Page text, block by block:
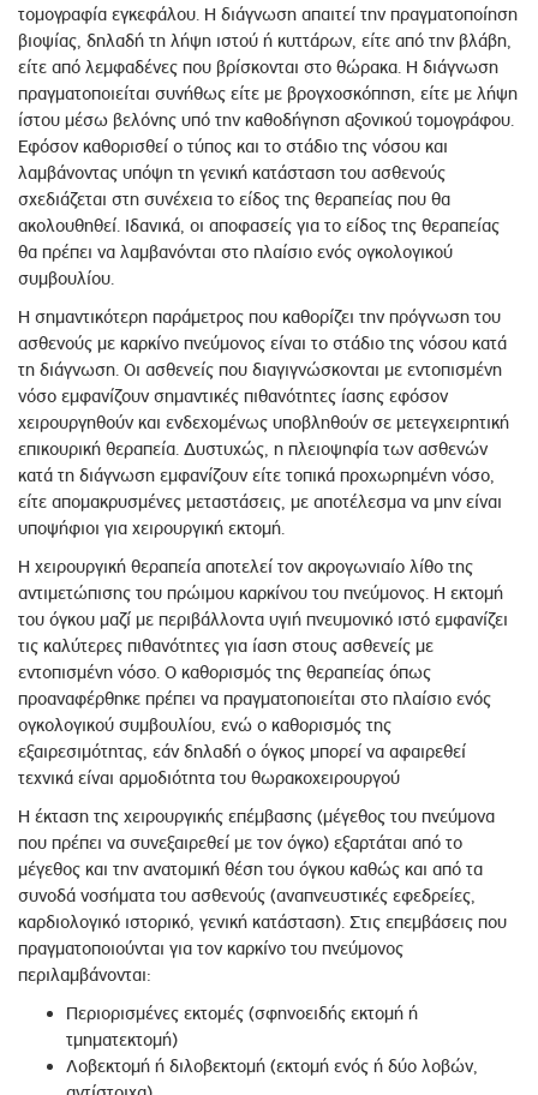
τομογραφία εγκεφάλου. Η διάγνωση απαιτεί την πραγματοποίηση
βιοψίας, δηλαδή τη λήψη ιστού ή κυττάρων, είτε από την βλάβη,
είτε από λεμφαδένες που βρίσκονται στο θώρακα. Η διάγνωση
πραγματοποιείται συνήθως είτε με βρογχοσκόπηση, είτε με λήψη
ίστου μέσω βελόνης υπό την καθοδήγηση αξονικού τομογράφου.
Εφόσον καθορισθεί ο τύπος και το στάδιο της νόσου και
λαμβάνοντας υπόψη τη γενική κατάσταση του ασθενούς
σχεδιάζεται στη συνέχεια το είδος της θεραπείας που θα
ακολουθηθεί. Ιδανικά, οι αποφασείς για το είδος της θεραπείας
θα πρέπει να λαμβανόνται στο πλαίσιο ενός ογκολογικού
συμβουλίου.
Η σημαντικότερη παράμετρος που καθορίζει την πρόγνωση του
ασθενούς με καρκίνο πνεύμονος είναι το στάδιο της νόσου κατά
τη διάγνωση. Οι ασθενείς που διαγιγνώσκονται με εντοπισμένη
νόσο εμφανίζουν σημαντικές πιθανότητες ίασης εφόσον
χειρουργηθούν και ενδεχομένως υποβληθούν σε μετεγχειρητική
επικουρική θεραπεία. Δυστυχώς, η πλειοψηφία των ασθενών
κατά τη διάγνωση εμφανίζουν είτε τοπικά προχωρημένη νόσο,
είτε απομακρυσμένες μεταστάσεις, με αποτέλεσμα να μην είναι
υποψήφιοι για χειρουργική εκτομή.
Η χειρουργική θεραπεία αποτελεί τον ακρογωνιαίο λίθο της
αντιμετώπισης του πρώιμου καρκίνου του πνεύμονος. Η εκτομή
του όγκου μαζί με περιβάλλοντα υγιή πνευμονικό ιστό εμφανίζει
τις καλύτερες πιθανότητες για ίαση στους ασθενείς με
εντοπισμένη νόσο. Ο καθορισμός της θεραπείας όπως
προαναφέρθηκε πρέπει να πραγματοποιείται στο πλαίσιο ενός
ογκολογικού συμβουλίου, ενώ ο καθορισμός της
εξαιρεσιμότητας, εάν δηλαδή ο όγκος μπορεί να αφαιρεθεί
τεχνικά είναι αρμοδιότητα του θωρακοχειρουργού
Η έκταση της χειρουργικής επέμβασης (μέγεθος του πνεύμονα
που πρέπει να συνεξαιρεθεί με τον όγκο) εξαρτάται από το
μέγεθος και την ανατομική θέση του όγκου καθώς και από τα
συνοδά νοσήματα του ασθενούς (αναπνευστικές εφεδρείες,
καρδιολογικό ιστορικό, γενική κατάσταση). Στις επεμβάσεις που
πραγματοποιούνται για τον καρκίνο του πνεύμονος
περιλαμβάνονται:
Περιορισμένες εκτομές (σφηνοειδής εκτομή ή
τμηματεκτομή)
Λοβεκτομή ή διλοβεκτομή (εκτομή ενός ή δύο λοβών,